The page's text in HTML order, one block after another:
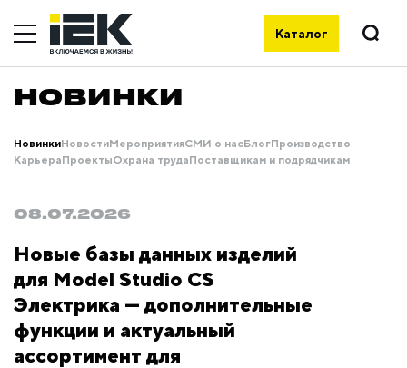
Каталог
НОВИНКИ
НовинкиНовостиМероприятияСМИ о насБлогПроизводство
КарьераПроектыОхрана трудаПоставщикам и подрядчикам
08.07.2026
Новые базы данных изделий
для Model Studio CS
Электрика — дополнительные
функции и актуальный
ассортимент для